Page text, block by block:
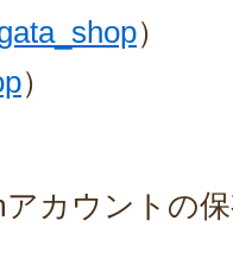
）
）
アカウントの